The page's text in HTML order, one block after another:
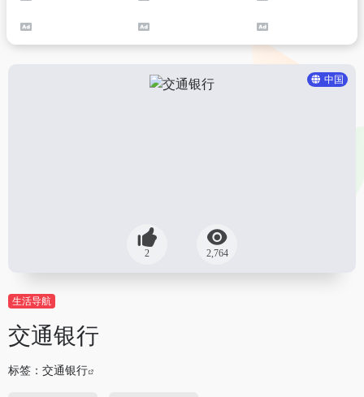
中国
2 2,764
生活导航
交通银行
标签： 交通银行